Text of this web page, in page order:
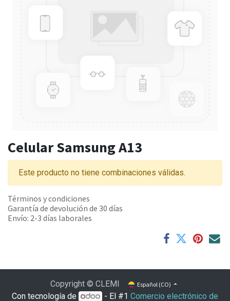
Celular Samsung A13
Este producto no tiene combinaciones válidas.
Términos y condiciones
Garantía de devolución de 30 días
Envío: 2-3 días laborales
Copyright © CLEMI Español (CO)
Con tecnología de - El #1Comercio electrónico de